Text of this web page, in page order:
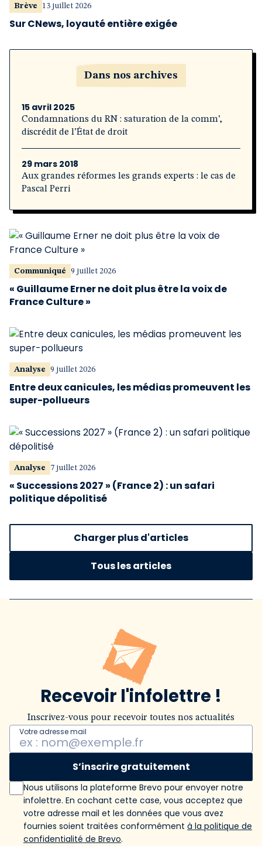
Brève 13 juillet 2026
Sur CNews, loyauté entière exigée
Dans nos archives
15 avril 2025
Condamnations du RN : saturation de la comm’,
discrédit de l’État de droit
29 mars 2018
Aux grandes réformes les grands experts : le cas de
Pascal Perri
Communiqué 9 juillet 2026
« Guillaume Erner ne doit plus être la voix de
France Culture »
Analyse 9 juillet 2026
Entre deux canicules, les médias promeuvent les
super-pollueurs
Analyse 7 juillet 2026
« Successions 2027 » (France 2) : un safari
politique dépolitisé
Charger plus d'articles
Tous les articles
Recevoir l'infolettre !
Inscrivez-vous pour recevoir toutes nos actualités
Votre adresse mail
S’inscrire gratuitement
Nous utilisons la plateforme Brevo pour envoyer notre
infolettre. En cochant cette case, vous acceptez que
votre adresse mail et les données que vous avez
fournies soient traitées conformément à la politique de
confidentialité de Brevo.